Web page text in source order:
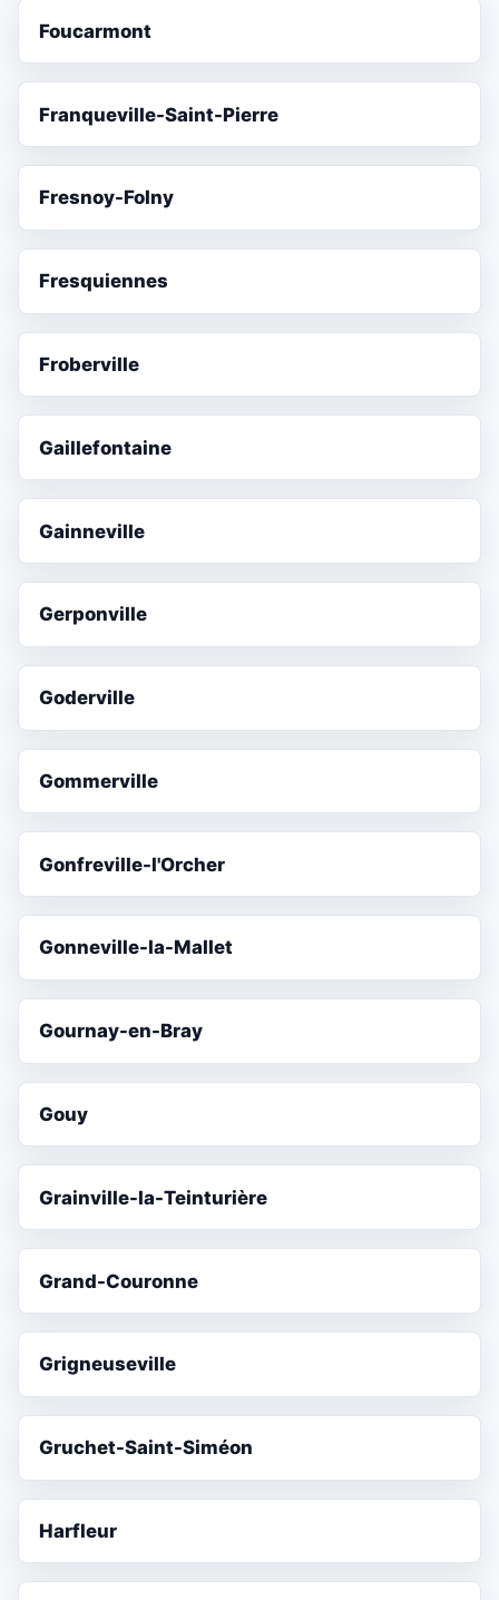
Foucarmont
Franqueville-Saint-Pierre
Fresnoy-Folny
Fresquiennes
Froberville
Gaillefontaine
Gainneville
Gerponville
Goderville
Gommerville
Gonfreville-l'Orcher
Gonneville-la-Mallet
Gournay-en-Bray
Gouy
Grainville-la-Teinturière
Grand-Couronne
Grigneuseville
Gruchet-Saint-Siméon
Harfleur